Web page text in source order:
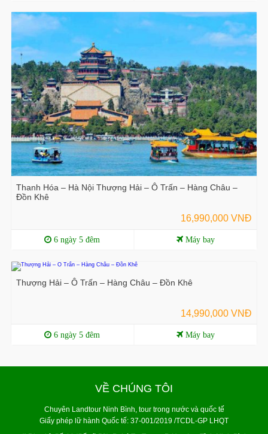
Thanh Hóa – Hà Nội Thượng Hải – Ô Trấn – Hàng Châu –
Đồn Khê
16,990,000 VNĐ
6 ngày 5 đêm Máy bay
Thượng Hải – Ô Trấn – Hàng Châu – Đồn Khê
14,990,000 VNĐ
6 ngày 5 đêm Máy bay
VỀ CHÚNG TÔI
Chuyên Landtour Ninh Bình, tour trong nước và quốc tế
Giấy phép lữ hành Quốc tế: 37-001/2019 /TCDL-GP LHQT